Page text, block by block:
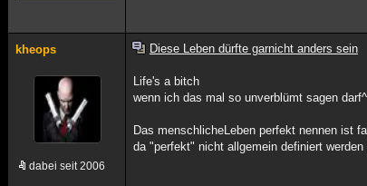
kheops
dabei seit 2006
Diese Leben dürfte garnicht anders sein
Life's a bitch
wenn ich das mal so unverblümt sagen
Das menschlicheLeben perfekt nennen ist
da "perfekt" nicht allgemein definiert werden